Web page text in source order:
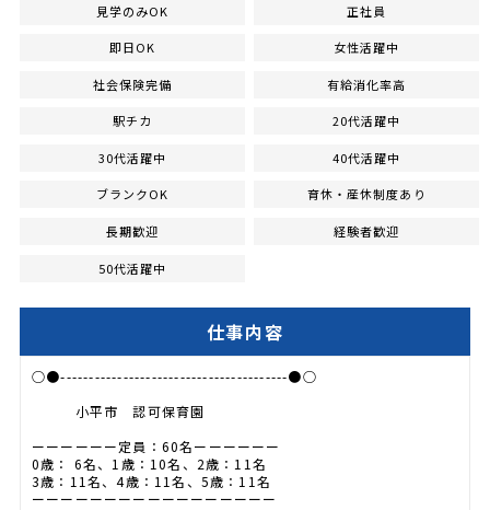
見学のみOK 正社員
即日OK 女性活躍中
社会保険完備 有給消化率高
駅チカ 20代活躍中
30代活躍中 40代活躍中
ブランクOK 育休・産休制度あり
長期歓迎 経験者歓迎
50代活躍中
仕事内容
○●----------------------------------------●○
小平市 認可保育園
ーーーーーー定員：60名ーーーーーー
0歳： 6名、1歳：10名、2歳：11名
3歳：11名、4歳：11名、5歳：11名
ーーーーーーーーーーーーーーーーー